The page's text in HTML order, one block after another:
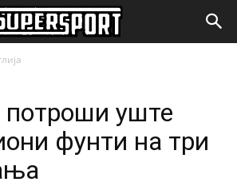
потроши уште
фунти на три